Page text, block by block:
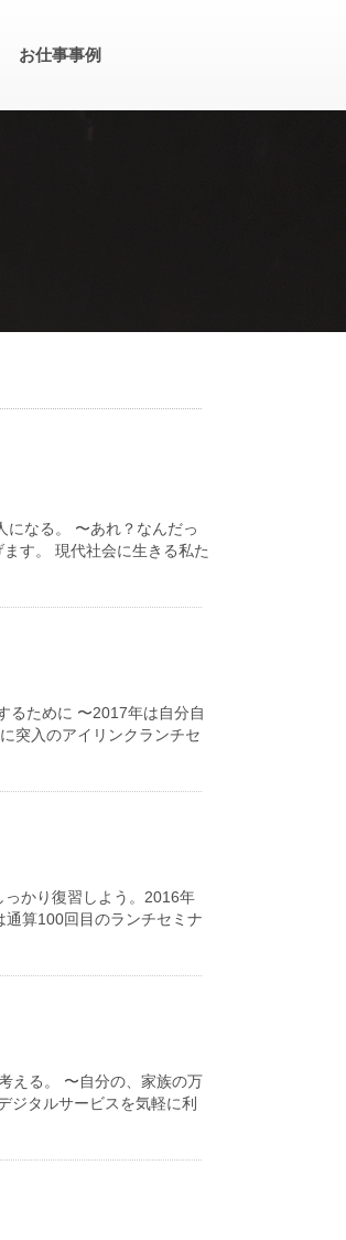
お仕事事例
になる。 〜あれ？なんだっ
す。 現代社会に生きる私た
るために 〜2017年は自分自
突入のアイリンクランチセ
かり復習しよう。2016年
算100回目のランチセミナ
える。 〜自分の、家族の万
ジタルサービスを気軽に利